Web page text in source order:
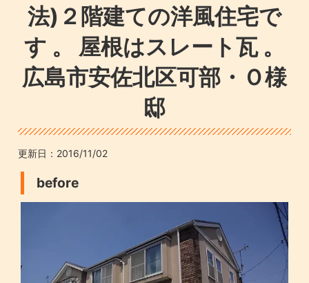
法)２階建ての洋風住宅で
す 。 屋根はスレート瓦 。
広島市安佐北区可部・Ｏ様
邸
更新日： 2016/11/02
before